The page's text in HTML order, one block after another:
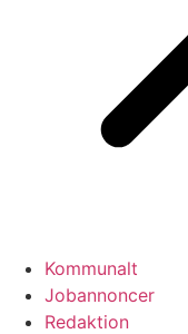
Kommunalt
Jobannoncer
Redaktion